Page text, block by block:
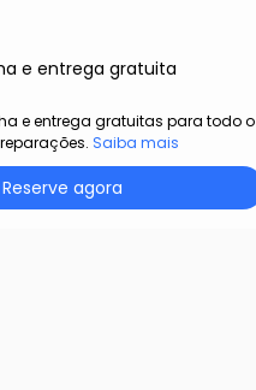
e entrega gratuita
e entrega gratuitas para todo o
Saiba mais
Reserve agora